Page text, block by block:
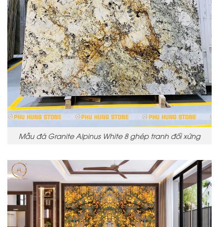
Mẫu đá Granite Alpinus White 8 ghép tranh đối xứng